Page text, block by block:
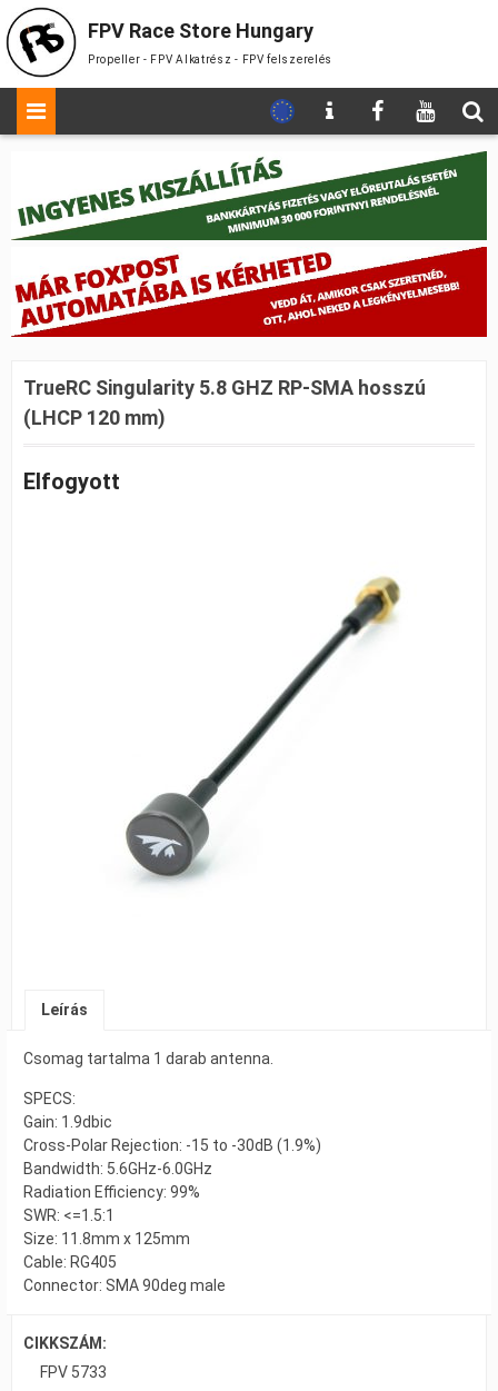
FPV Race Store Hungary
Propeller - FPV Alkatrész - FPV felszerelés
TrueRC Singularity 5.8 GHZ RP-SMA hosszú
(LHCP 120 mm)
Elfogyott
Leírás
Csomag tartalma 1 darab antenna.
SPECS:
Gain: 1.9dbic
Cross-Polar Rejection: -15 to -30dB (1.9%)
Bandwidth: 5.6GHz-6.0GHz
Radiation Efficiency: 99%
SWR: <=1.5:1
Size: 11.8mm x 125mm
Cable: RG405
Connector: SMA 90deg male
CIKKSZÁM:
FPV 5733